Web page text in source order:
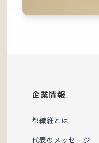
企業情報
都繊維とは
代表のメッセージ